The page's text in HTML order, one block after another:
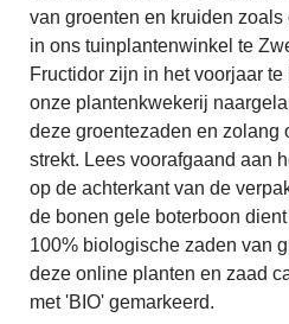
van groenten en kruiden zoals
in ons tuinplantenwinkel te
Fructidor zijn in het voorjaar
onze plantenkwekerij
deze groentezaden en zolang
strekt. Lees voorafgaand aan
op de achterkant van de
de bonen gele boterboon
100% biologische zaden van
deze online planten en zaad
met 'BIO' gemarkeerd.